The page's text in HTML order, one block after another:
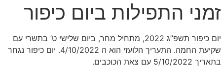
זמני התפילות ביום כיפור
יום כיפור תשפ”ג 2022, מתחיל מחר, ביום שלישי ט’ בתשרי עם
שקיעת החמה. התעריך הלועזי הוא ה 4/10/2022. יום כיפור נגחר
בתאריך 5/10/2022 עם צאת הכוכבים.